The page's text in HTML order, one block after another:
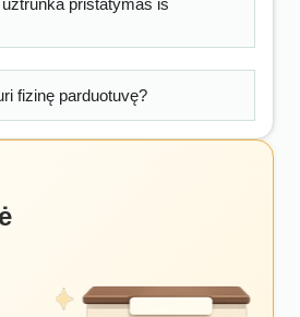
pristatymas iš
fizinę parduotuvę?